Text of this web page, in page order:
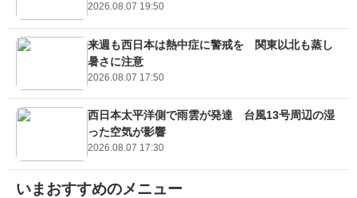
2026.08.07 19:50
来週も西日本は熱中症に警戒を 関東以北も蒸し
暑さに注意
2026.08.07 17:50
西日本太平洋側で雨雲が発達 台風13号周辺の湿
った空気が影響
2026.08.07 17:30
いまおすすめのメニュー